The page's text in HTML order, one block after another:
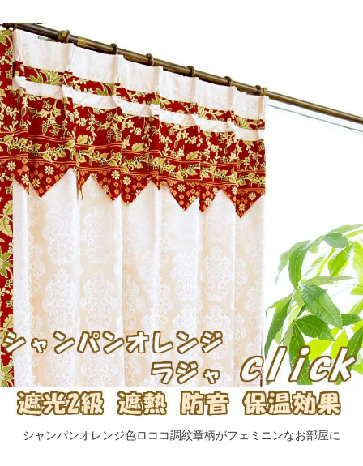
シャンパンオレンジ色ロココ調紋章柄がフェミニンなお部屋に